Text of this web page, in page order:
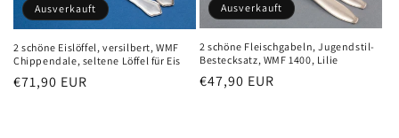
Ausverkauft
2 schöne Eislöffel, versilbert, WMF
Chippendale, seltene Löffel für Eis
Normaler
€71,90 EUR
Ausverkauft
2 schöne Fleischgabeln, Jugendstil-
Bestecksatz, WMF 1400, Lilie
Normaler
€47,90 EUR